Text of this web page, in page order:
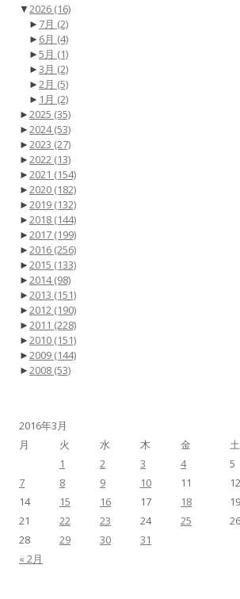
▼2026 (16)
► 7月 (2)
► 6月 (4)
►5月 (1)
►3月 (2)
►2月 (5)
► 1月 (2)
►2025 (35)
►2024(53)
►2023 (27)
►2022 (13)
►2021 (154)
►2020 (182)
►2019 (132)
►2018 (144)
►2017 (199)
►2016 (256)
►2015 (133)
►2014(98)
►2013 (151)
►2012 (190)
►2011 (228)
►2010 (151)
►2009 (144)
►2008 (53)
2016年3月
月
火 水 木 金 土
« 2月
1 2 3 4 5
7
8 9 10 11 12
14
15 16 17 18 19
21
22 23 24 25 26
28
29 30 31